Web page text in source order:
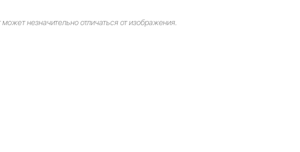
незначительно отличаться от изображения.